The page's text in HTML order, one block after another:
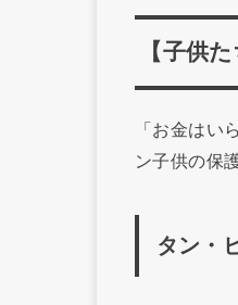
【子供
「お金はい
ン子供の保
タン・